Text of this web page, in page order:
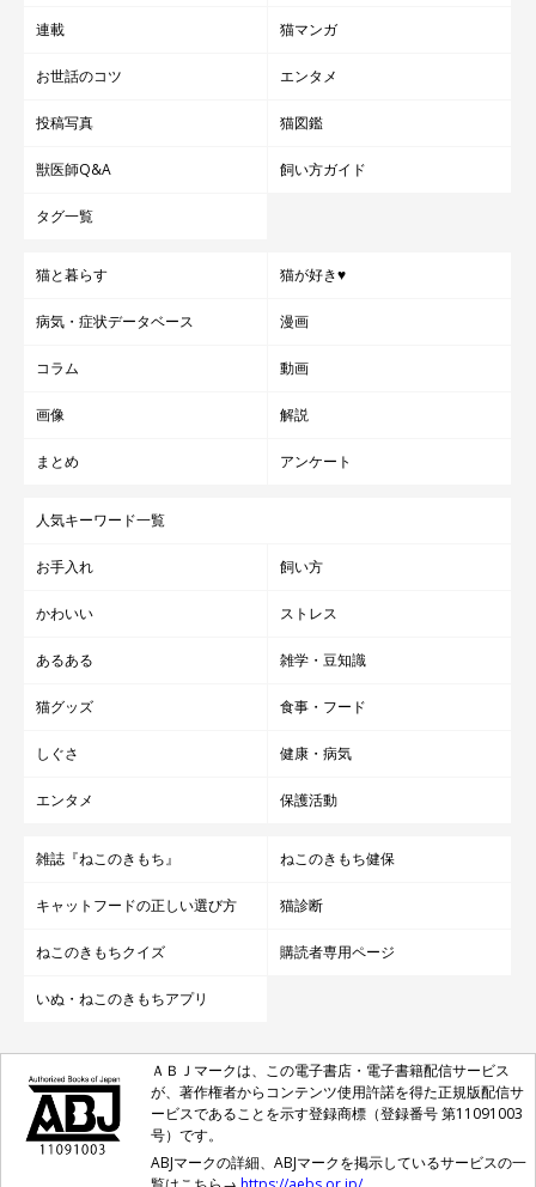
連載 猫マンガ
お世話のコツ エンタメ
投稿写真 猫図鑑
獣医師Q&A 飼い方ガイド
タグ一覧
猫と暮らす 猫が好き♥
病気・症状データベース 漫画
コラム 動画
画像 解説
まとめ アンケート
人気キーワード一覧
お手入れ 飼い方
かわいい ストレス
あるある 雑学・豆知識
猫グッズ 食事・フード
しぐさ 健康・病気
エンタメ 保護活動
雑誌『ねこのきもち』 ねこのきもち健保
キャットフードの正しい選び方 猫診断
ねこのきもちクイズ 購読者専用ページ
いぬ・ねこのきもちアプリ
ＡＢＪマークは、この電子書店・電子書籍配信サービス
が、著作権者からコンテンツ使用許諾を得た正規版配信サ
ービスであることを示す登録商標（登録番号 第11091003
号）です。
ABJマークの詳細、ABJマークを掲示しているサービスの一